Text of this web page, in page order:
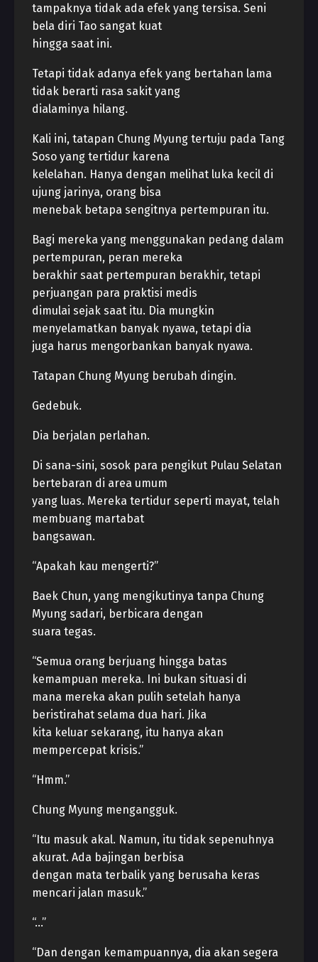
tampaknya tidak ada efek yang tersisa. Seni
bela diri Tao sangat kuat
hingga saat ini.
Tetapi tidak adanya efek yang bertahan lama
tidak berarti rasa sakit yang
dialaminya hilang.
Kali ini, tatapan Chung Myung tertuju pada Tang
Soso yang tertidur karena
kelelahan. Hanya dengan melihat luka kecil di
ujung jarinya, orang bisa
menebak betapa sengitnya pertempuran itu.
Bagi mereka yang menggunakan pedang dalam
pertempuran, peran mereka
berakhir saat pertempuran berakhir, tetapi
perjuangan para praktisi medis
dimulai sejak saat itu. Dia mungkin
menyelamatkan banyak nyawa, tetapi dia
juga harus mengorbankan banyak nyawa.
Tatapan Chung Myung berubah dingin.
Gedebuk.
Dia berjalan perlahan.
Di sana-sini, sosok para pengikut Pulau Selatan
bertebaran di area umum
yang luas. Mereka tertidur seperti mayat, telah
membuang martabat
bangsawan.
“Apakah kau mengerti?”
Baek Chun, yang mengikutinya tanpa Chung
Myung sadari, berbicara dengan
suara tegas.
“Semua orang berjuang hingga batas
kemampuan mereka. Ini bukan situasi di
mana mereka akan pulih setelah hanya
beristirahat selama dua hari. Jika
kita keluar sekarang, itu hanya akan
mempercepat krisis.”
“Hmm.”
Chung Myung mengangguk.
“Itu masuk akal. Namun, itu tidak sepenuhnya
akurat. Ada bajingan berbisa
dengan mata terbalik yang berusaha keras
mencari jalan masuk.”
“…”
“Dan dengan kemampuannya, dia akan segera